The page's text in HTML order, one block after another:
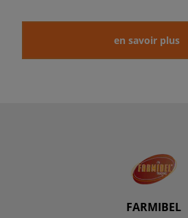
en savoir plus
FARMIBEL